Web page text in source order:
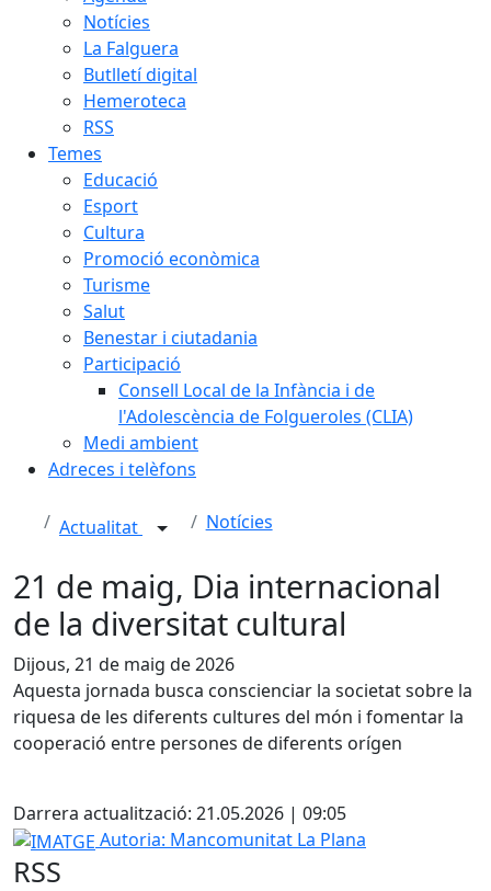
Notícies
La Falguera
Butlletí digital
Hemeroteca
RSS
Temes
Educació
Esport
Cultura
Promoció econòmica
Turisme
Salut
Benestar i ciutadania
Participació
Consell Local de la Infància i de
l'Adolescència de Folgueroles (CLIA)
Medi ambient
Adreces i telèfons
Actualitat Notícies
21 de maig, Dia internacional
de la diversitat cultural
Dijous, 21 de maig de 2026
Aquesta jornada busca conscienciar la societat sobre la
riquesa de les diferents cultures del món i fomentar la
cooperació entre persones de diferents orígen
Darrera actualització: 21.05.2026 | 09:05
IMATGE
Autoria: Mancomunitat La Plana
RSS